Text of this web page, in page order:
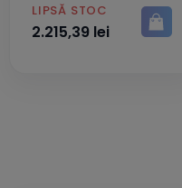
PRET
LIPSĂ STOC
2.215,39 lei